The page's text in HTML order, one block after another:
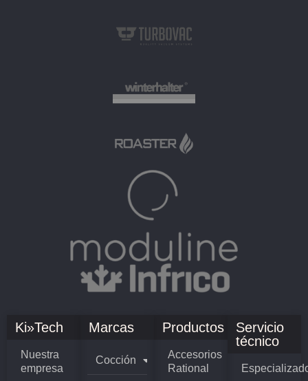
Ki»Tech
Nuestra
empresa
Marcas
Cocción
Productos
Accesorios
Rational
Servicio
técnico